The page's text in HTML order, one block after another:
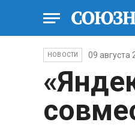
НОВОСТИ 09 августа